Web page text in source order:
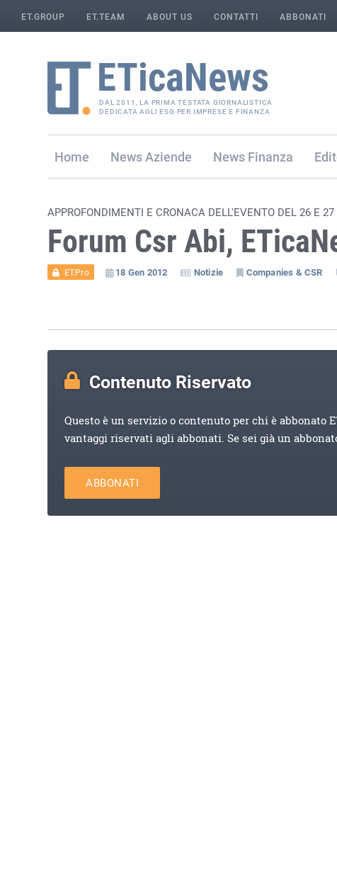
ET.GROUP ET.TEAM ABOUT US CONTATTI ABBONATI
DAL 2011, LA PRIMA TESTATA GIORNALISTICA
DEDICATA AGLI ESG PER IMPRESE E FINANZA
Home Aziende Finanza
APPROFONDIMENTI E CRONACA DELL'EVENTO DEL 26 E
Forum Csr Abi,
ET.Pro 18 Gen 2012 Notizie Companies & CSR
Contenuto Riservato
Questo è un servizio o contenuto per chi è abbonato
vantaggi riservati agli abbonati. Se sei già un
ABBONATI